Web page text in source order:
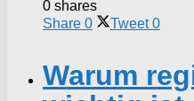
0 shares
Share 0 Tweet 0
Warum